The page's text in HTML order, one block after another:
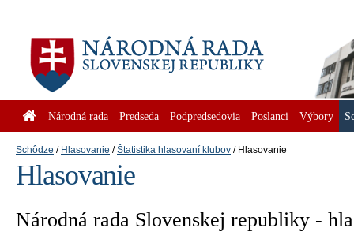
Národná rada Predseda Podpredsedovia Poslanci Výbory
Schôdze Hlasovanie Štatistika hlasovaní klubov Hlasovanie
Hlasovanie
Národná rada Slovenskej republiky -